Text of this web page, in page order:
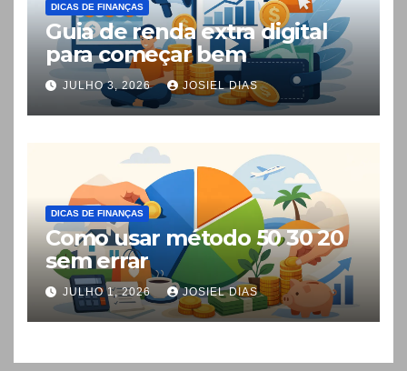
DICAS DE FINANÇAS
Guia de renda extra digital
para começar bem
JULHO 3, 2026 JOSIEL DIAS
DICAS DE FINANÇAS
Como usar método 50 30 20
sem errar
JULHO 1, 2026 JOSIEL DIAS